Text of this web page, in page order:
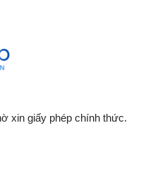
xin giấy phép chính thức.